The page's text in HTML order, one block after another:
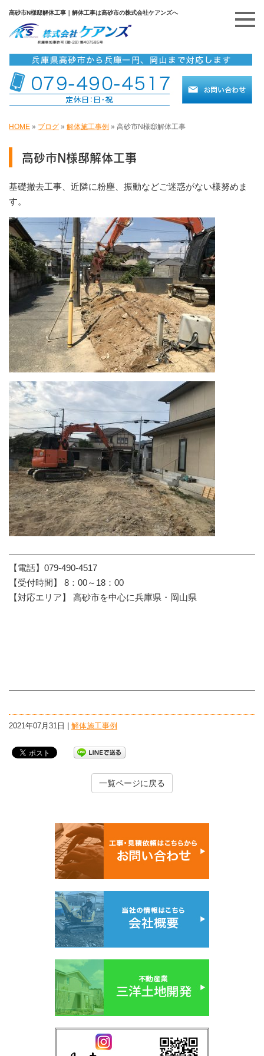
高砂市N様邸解体工事｜解体工事は高砂市の株式会社ケアンズへ
HOME » ブログ » 解体施工事例 » 高砂市N様邸解体工事
高砂市N様邸解体工事
基礎撤去工事、近隣に粉塵、振動などご迷惑がない様努めま
す。
【電話】079-490-4517
【受付時間】 8：00～18：00
【対応エリア】 高砂市を中心に兵庫県・岡山県
2021年07月31日 | 解体施工事例
一覧ページに戻る